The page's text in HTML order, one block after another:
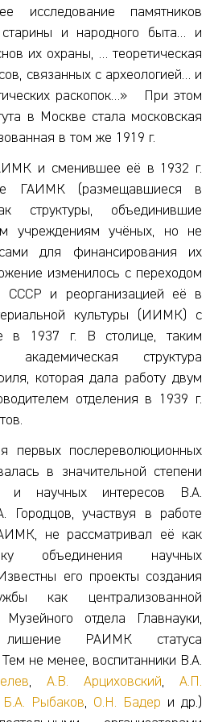
исследование памятников
старины и народного быта… и
их охраны, … теоретическая
связанных с археологией… и
раскопок…» При этом
в Москве стала московская
в том же 1919 г.
и сменившее её в 1932 г.
ГАИМК (размещавшиеся в
структуры, объединившие
учреждениям учёных, но не
для финансирования их
изменилось с переходом
и реорганизацией её в
культуры (ИИМК) с
в 1937 г. В столице, таким
академическая структура
которая дала работу двум
отделения в 1939 г.
первых послереволюционных
в значительной степени
и научных интересов В.А.
Городцов, участвуя в работе
не рассматривал её как
объединения научных
его проекты создания
как централизованной
отдела Главнауки,
лишение РАИМК статуса
не менее, воспитанники В.А.
, А.В. Арциховский, А.П.
Б.А. Рыбаков, О.Н. Бадер и др.)